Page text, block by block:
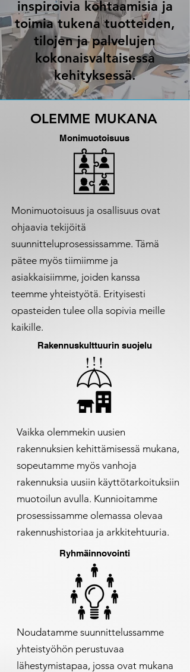
inspiroivia kohtaamisia ja
toimia tukena tuotteiden,
tilojen ja palvelujen
kokonaisvaltaisessa
kehityksessä.
OLEMME MUKANA
Monimuotoisuus
Monimuotoisuus ja osallisuus ovat
ohjaavia tekijöitä
suunnitteluprosessissamme. Tämä
pätee myös tiimiimme ja
asiakkaisiimme, joiden kanssa
teemme yhteistyötä. Erityisesti
opasteiden tulee olla sopivia meille
kaikille.
Rakennuskulttuurin suojelu
Vaikka olemmekin uusien
rakennuksien kehittämisessä mukana,
sopeutamme myös vanhoja
rakennuksia uusiin käyttötarkoituksiin
muotoilun avulla. Kunnioitamme
prosessissamme olemassa olevaa
rakennushistoriaa ja arkkitehtuuria.
Ryhmäinnovointi
Noudatamme suunnittelussamme
yhteistyöhön perustuvaa
lähestymistapaa, jossa ovat mukana